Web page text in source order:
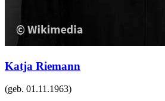
Katja Riemann
(geb. 01.11.1963)